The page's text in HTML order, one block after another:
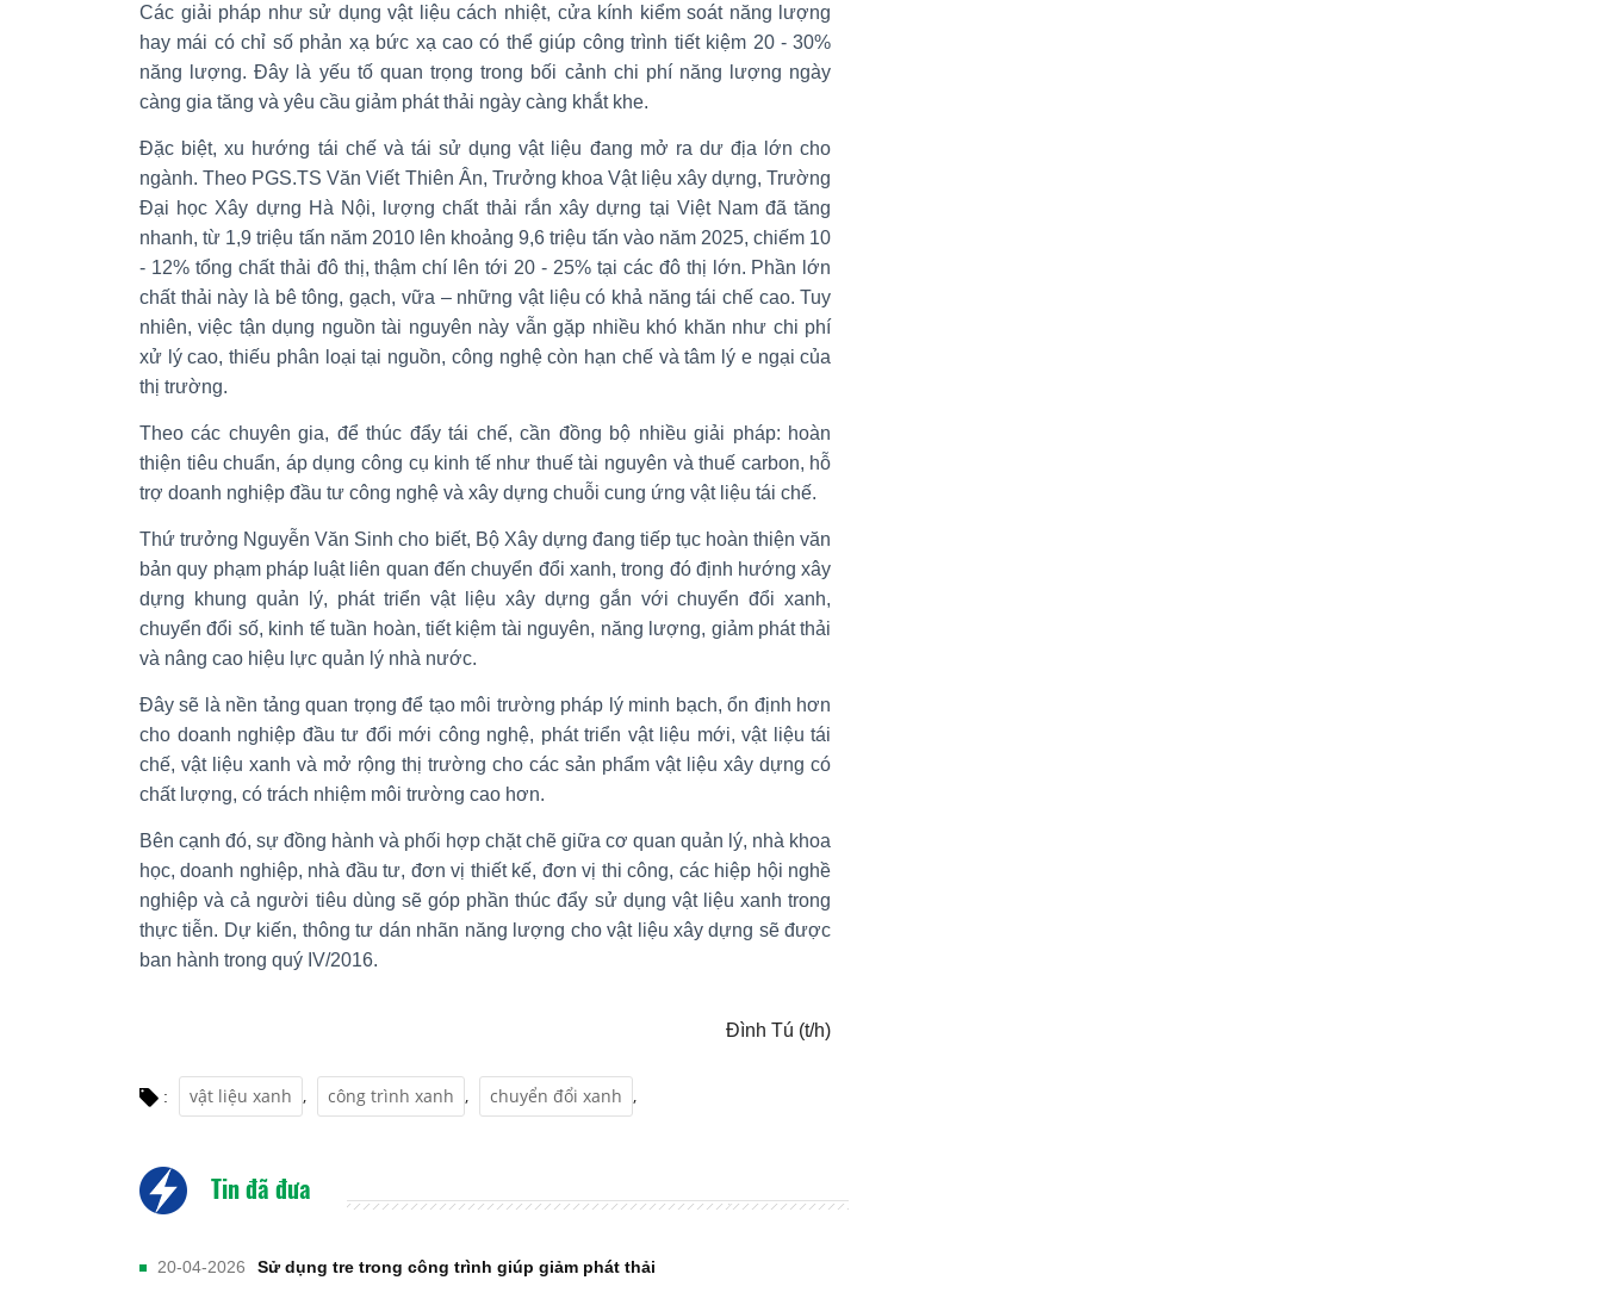
Các giải pháp như sử dụng vật liệu cách nhiệt, cửa kính kiểm soát năng lượng
hay mái có chỉ số phản xạ bức xạ cao có thể giúp công trình tiết kiệm 20 - 30%
năng lượng. Đây là yếu tố quan trọng trong bối cảnh chi phí năng lượng ngày
càng gia tăng và yêu cầu giảm phát thải ngày càng khắt khe.
Đặc biệt, xu hướng tái chế và tái sử dụng vật liệu đang mở ra dư địa lớn cho
ngành. Theo PGS.TS Văn Viết Thiên Ân, Trưởng khoa Vật liệu xây dựng, Trường
Đại học Xây dựng Hà Nội, lượng chất thải rắn xây dựng tại Việt Nam đã tăng
nhanh, từ 1,9 triệu tấn năm 2010 lên khoảng 9,6 triệu tấn vào năm 2025, chiếm 10
- 12% tổng chất thải đô thị, thậm chí lên tới 20 - 25% tại các đô thị lớn. Phần lớn
chất thải này là bê tông, gạch, vữa – những vật liệu có khả năng tái chế cao. Tuy
nhiên, việc tận dụng nguồn tài nguyên này vẫn gặp nhiều khó khăn như chi phí
xử lý cao, thiếu phân loại tại nguồn, công nghệ còn hạn chế và tâm lý e ngại của
thị trường.
Theo các chuyên gia, để thúc đẩy tái chế, cần đồng bộ nhiều giải pháp: hoàn
thiện tiêu chuẩn, áp dụng công cụ kinh tế như thuế tài nguyên và thuế carbon, hỗ
trợ doanh nghiệp đầu tư công nghệ và xây dựng chuỗi cung ứng vật liệu tái chế.
Thứ trưởng Nguyễn Văn Sinh cho biết, Bộ Xây dựng đang tiếp tục hoàn thiện văn
bản quy phạm pháp luật liên quan đến chuyển đổi xanh, trong đó định hướng xây
dựng khung quản lý, phát triển vật liệu xây dựng gắn với chuyển đổi xanh,
chuyển đổi số, kinh tế tuần hoàn, tiết kiệm tài nguyên, năng lượng, giảm phát thải
và nâng cao hiệu lực quản lý nhà nước.
Đây sẽ là nền tảng quan trọng để tạo môi trường pháp lý minh bạch, ổn định hơn
cho doanh nghiệp đầu tư đổi mới công nghệ, phát triển vật liệu mới, vật liệu tái
chế, vật liệu xanh và mở rộng thị trường cho các sản phẩm vật liệu xây dựng có
chất lượng, có trách nhiệm môi trường cao hơn.
Bên cạnh đó, sự đồng hành và phối hợp chặt chẽ giữa cơ quan quản lý, nhà khoa
học, doanh nghiệp, nhà đầu tư, đơn vị thiết kế, đơn vị thi công, các hiệp hội nghề
nghiệp và cả người tiêu dùng sẽ góp phần thúc đẩy sử dụng vật liệu xanh trong
thực tiễn. Dự kiến, thông tư dán nhãn năng lượng cho vật liệu xây dựng sẽ được
ban hành trong quý IV/2016.
Đình Tú (t/h)
: vật liệu xanh , công trình xanh , chuyển đổi xanh ,
Tin đã đưa
20-04-2026 Sử dụng tre trong công trình giúp giảm phát thải